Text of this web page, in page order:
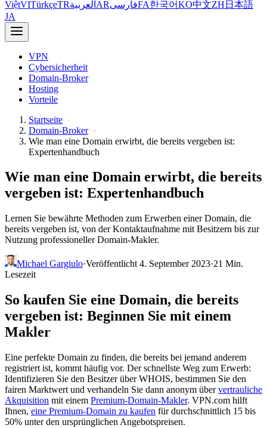
ViệtVITürkçeTRالعربية ARفارسیFA한국어KO中文ZH 日本語
JA
VPN
Cybersicherheit
Domain-Broker
Hosting
Vorteile
Startseite
Domain-Broker
Wie man eine Domain erwirbt, die bereits vergeben ist:
Expertenhandbuch
Wie man eine Domain erwirbt, die bereits
vergeben ist: Expertenhandbuch
Lernen Sie bewährte Methoden zum Erwerben einer Domain, die
bereits vergeben ist, von der Kontaktaufnahme mit Besitzern bis zur
Nutzung professioneller Domain-Makler.
Michael Gargiulo·Veröffentlicht 4. September 2023·21 Min.
Lesezeit
So kaufen Sie eine Domain, die bereits
vergeben ist: Beginnen Sie mit einem
Makler
Eine perfekte Domain zu finden, die bereits bei jemand anderem
registriert ist, kommt häufig vor. Der schnellste Weg zum Erwerb:
Identifizieren Sie den Besitzer über WHOIS, bestimmen Sie den
fairen Marktwert und verhandeln Sie dann anonym übervertrauliche
Akquisition mit einem Premium-Domain-Makler. VPN.com hilft
Ihnen, eine Premium-Domain zu kaufen für durchschnittlich 15 bis
50% unter den ursprünglichen Angebotspreisen.